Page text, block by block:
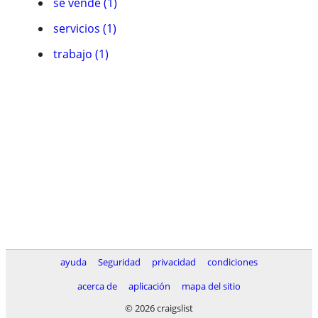
servicios (1)
trabajo (1)
ayuda Seguridad privacidad
condiciones
acerca de
aplicación
mapa del sitio
© 2026 craigslist